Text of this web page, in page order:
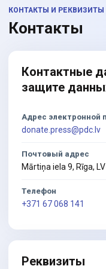
КОНТАКТЫ И РЕКВИЗИТЫ
Контакты
Контактные
защите
Адрес электронной
donate.press@pdc.lv
Почтовый адрес
Mārtiņa iela 9, Rīga,
Телефон
+371 67 068 141
Реквизиты